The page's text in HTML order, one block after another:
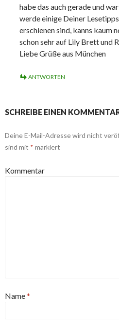
habe das auch gerade und
werde einige Deiner
erschienen sind, kanns kaum
schon sehr auf Lily Brett und
Liebe Grüße aus München
ANTWORTEN
SCHREIBE EINEN
Deine E-Mail-Adresse wird nicht
sind mit * markiert
Kommentar
Name*